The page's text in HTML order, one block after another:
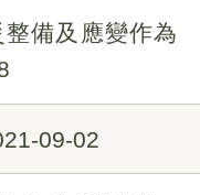
備及應變作為
09-02